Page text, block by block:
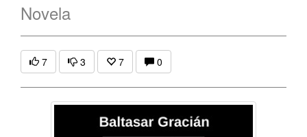
Novela
7 3 7 0